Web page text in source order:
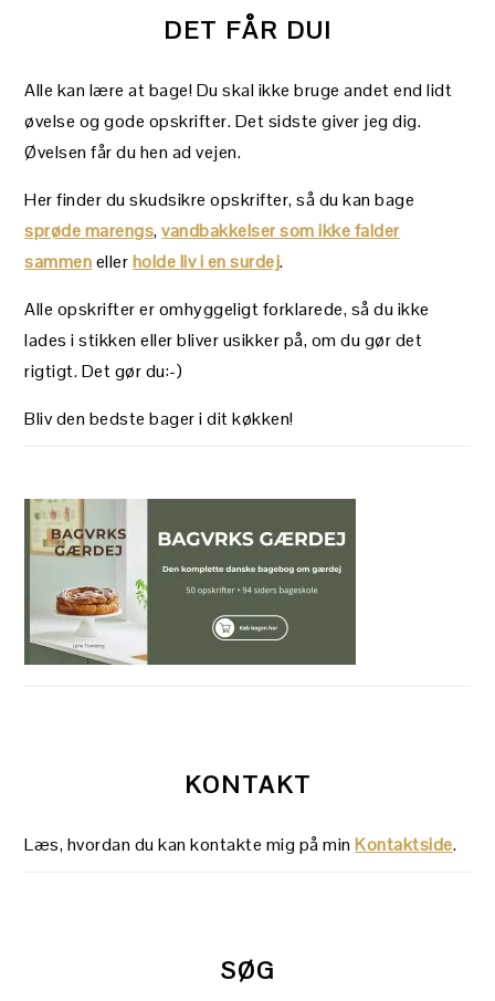
DET FÅR DU!
Alle kan lære at bage! Du skal ikke bruge andet end lidt
øvelse og gode opskrifter. Det sidste giver jeg dig.
Øvelsen får du hen ad vejen.
Her finder du skudsikre opskrifter, så du kan bage
sprøde marengs,vandbakkelser som ikke falder
sammenellerholde liv i en surdej.
Alle opskrifter er omhyggeligt forklarede, så du ikke
lades i stikken eller bliver usikker på, om du gør det
rigtigt. Det gør du:-)
Bliv den bedste bager i dit køkken!
KONTAKT
Læs, hvordan du kan kontakte mig på minKontaktside.
SØG